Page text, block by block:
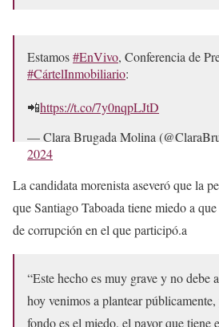
Estamos#EnVivo, Conferencia de
#CártelInmobiliario:
📲https://t.co/7y0nqpLJtD
— Clara Brugada Molina
2024
La candidata morenista aseveró que la
que Santiago Taboada tiene miedo a
de corrupción en el que participó.a
“Este hecho es muy grave y no debe
hoy venimos a plantear
fondo es el miedo, el pavor que tiene